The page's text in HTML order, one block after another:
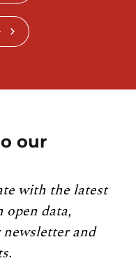
our
with the latest
open data,
and